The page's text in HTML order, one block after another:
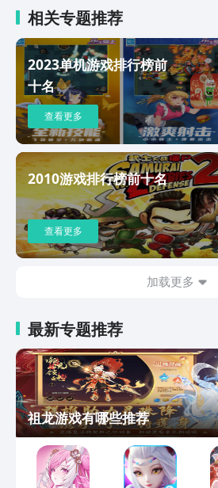
相关专题推荐
2023单机游戏排行榜前
十名
查看更多
2010游戏排行榜前十名
查看更多
加载更多
最新专题推荐
祖龙游戏有哪些推荐